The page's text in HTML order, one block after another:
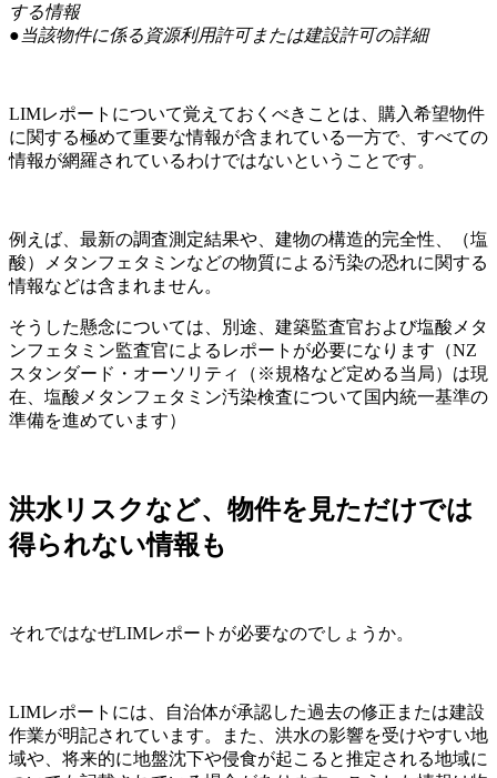
する情報
●当該物件に係る資源利用許可または建設許可の詳細
LIMレポートについて覚えておくべきことは、購入希望物件
に関する極めて重要な情報が含まれている一方で、すべての
情報が網羅されているわけではないということです。
例えば、最新の調査測定結果や、建物の構造的完全性、（塩
酸）メタンフェタミンなどの物質による汚染の恐れに関する
情報などは含まれません。
そうした懸念については、別途、建築監査官および塩酸メタ
ンフェタミン監査官によるレポートが必要になります（NZ
スタンダード・オーソリティ（※規格など定める当局）は現
在、塩酸メタンフェタミン汚染検査について国内統一基準の
準備を進めています）
洪水リスクなど、物件を見ただけでは
得られない情報も
それではなぜLIMレポートが必要なのでしょうか。
LIMレポートには、自治体が承認した過去の修正または建設
作業が明記されています。また、洪水の影響を受けやすい地
域や、将来的に地盤沈下や侵食が起こると推定される地域に